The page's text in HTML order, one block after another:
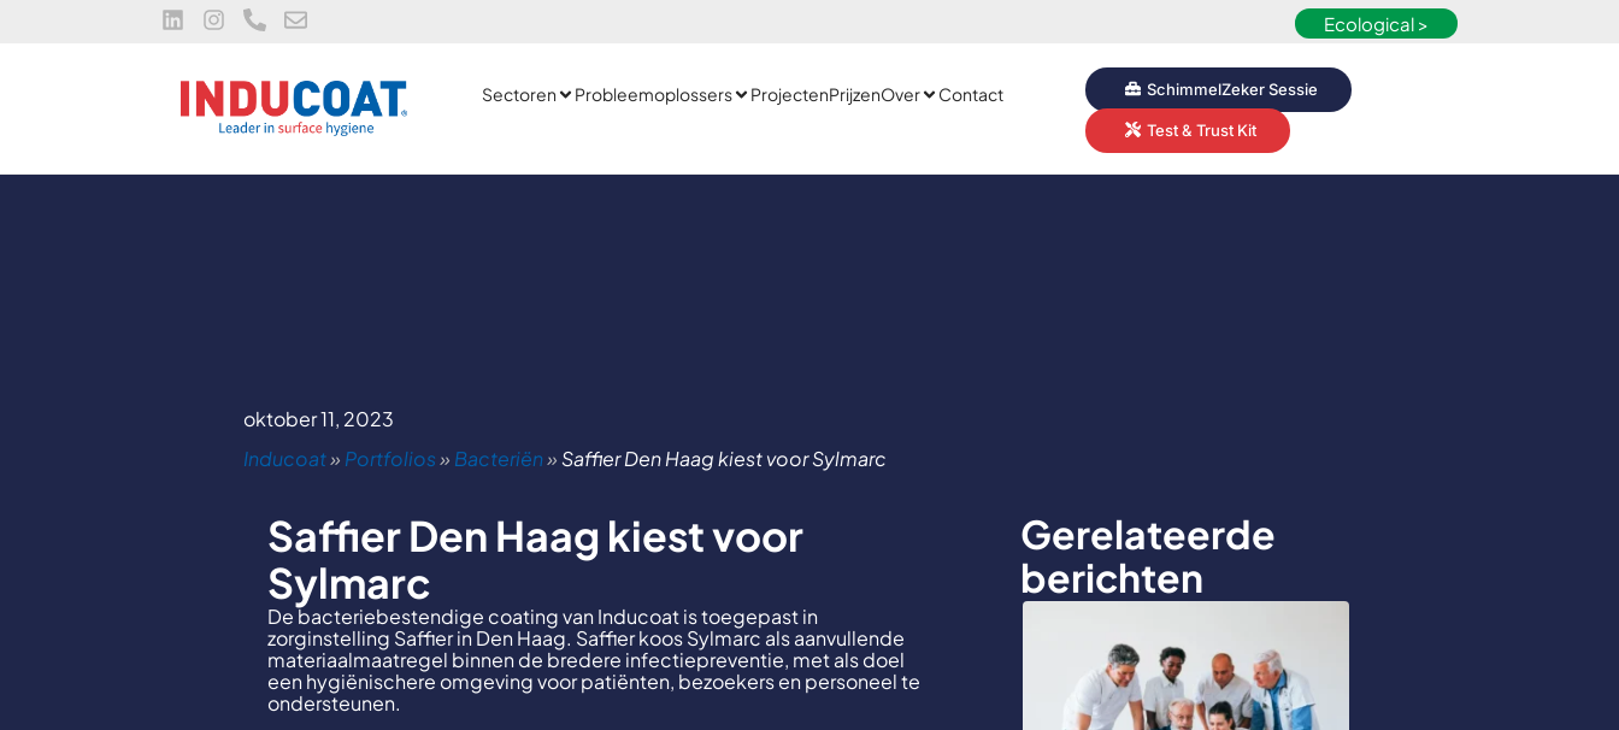
Ecological >
Sectoren Probleemoplossers ProjectenPrijzenOver Contact SchimmelZeker Sessie
Test & Trust Kit
oktober 11, 2023
Inducoat» Portfolios» Bacteriën»Saffier Den Haag kiest voor Sylmarc
Saffier Den Haag kiest voor
Sylmarc
De bacteriebestendige coating van Inducoat is toegepast in
zorginstelling Saffier in Den Haag. Saffier koos Sylmarc als aanvullende
materiaalmaatregel binnen de bredere infectiepreventie, met als doel
een hygiënischere omgeving voor patiënten, bezoekers en personeel te
ondersteunen.
Gerelateerde
berichten